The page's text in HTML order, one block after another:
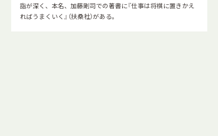
詣が深く、本名、加藤剛司での著書に『仕事は将棋に置きかえ
ればうまくいく』（扶桑社）がある。